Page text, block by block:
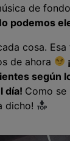
de
podemos
cosa. Esa
de ahora
según
día! Como se
dicho!